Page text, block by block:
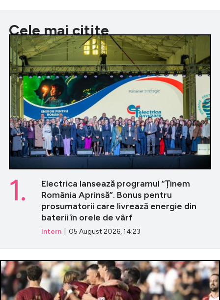
Cele mai citite
Electrica lansează programul ”Ținem
România Aprinsă”. Bonus pentru
prosumatorii care livrează energie din
baterii în orele de vârf
Intern | 05 August 2026, 14:23
1.